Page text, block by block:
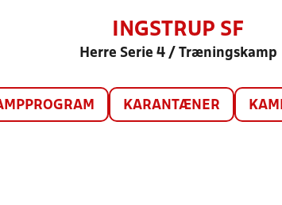
INGSTRUP SF
Herre Serie 4 / Træningskamp
KARANTÆNER